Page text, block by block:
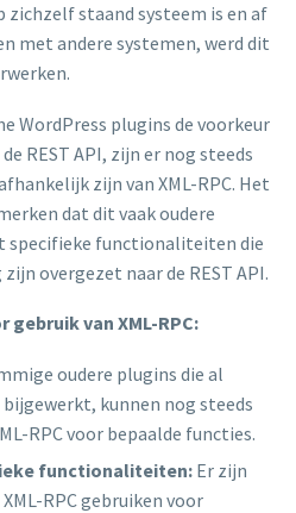
zichzelf staand systeem is en af
met andere systemen, werd dit
WordPress plugins de voorkeur
REST API, zijn er nog steeds
zijn van XML-RPC. Het
dat dit vaak oudere
specifieke functionaliteiten die
overgezet naar de REST API.
gebruik van XML-RPC:
oudere plugins die al
kunnen nog steeds
RPC voor bepaalde functies.
functionaliteiten: Er zijn
RPC gebruiken voor